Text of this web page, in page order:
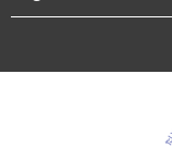
個人情報保護方針